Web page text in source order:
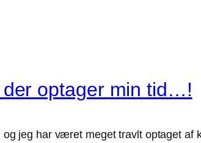
der optager min tid…!
jeg har været meget travlt optaget af